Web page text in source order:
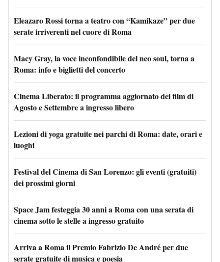
Eleazaro Rossi torna a teatro con “Kamikaze” per due
serate irriverenti nel cuore di Roma
Macy Gray, la voce inconfondibile del neo soul, torna a
Roma: info e biglietti del concerto
Cinema Liberato: il programma aggiornato dei film di
Agosto e Settembre a ingresso libero
Lezioni di yoga gratuite nei parchi di Roma: date, orari e
luoghi
Festival del Cinema di San Lorenzo: gli eventi (gratuiti)
dei prossimi giorni
Space Jam festeggia 30 anni a Roma con una serata di
cinema sotto le stelle a ingresso gratuito
Arriva a Roma il Premio Fabrizio De André per due
serate gratuite di musica e poesia